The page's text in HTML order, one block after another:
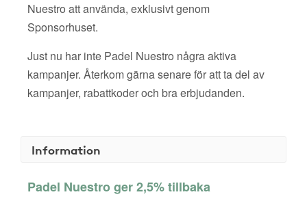
Nuestro att använda, exklusivt genom
Sponsorhuset.
Just nu har inte Padel Nuestro några aktiva
kampanjer. Återkom gärna senare för att ta del av
kampanjer, rabattkoder och bra erbjudanden.
Information
Padel Nuestro ger 2,5% tillbaka